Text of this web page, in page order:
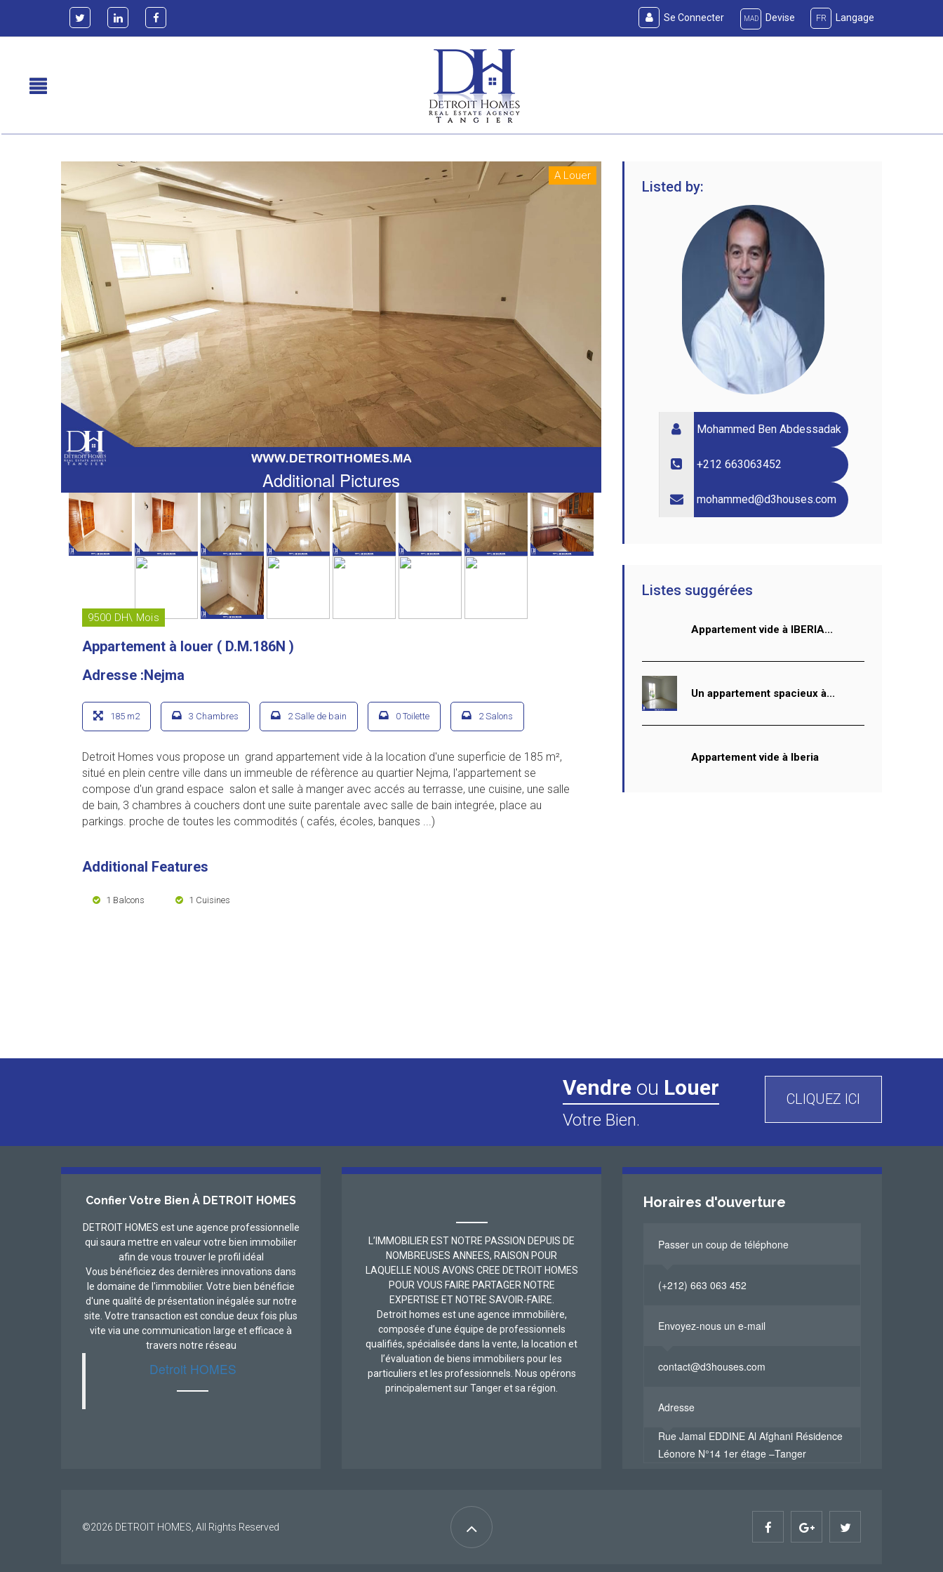
Se Connecter MAD Devise FR Langage
A Louer
Additional Pictures
9500 DH\ Mois
Appartement à louer ( D.M.186N )
Adresse :Nejma
185 m2 3 Chambres 2 Salle de bain 0 Toilette 2 Salons
Detroit Homes vous propose un grand appartement vide à la location d'une superficie de 185 m²,
situé en plein centre ville dans un immeuble de réfèrence au quartier Nejma, l'appartement se
compose d'un grand espace salon et salle à manger avec accés au terrasse, une cuisine, une salle
de bain, 3 chambres à couchers dont une suite parentale avec salle de bain integrée, place au
parkings. proche de toutes les commodités ( cafés, écoles, banques ...)
Additional Features
1 Balcons 1 Cuisines
Listed by:
Mohammed Ben Abdessadak
+212 663063452
mohammed@d3houses.com
Listes suggérées
Appartement vide à IBERIA...
Un appartement spacieux à...
Appartement vide à Iberia
CLIQUEZ ICI
Vendre ou Louer
Votre Bien.
Confier Votre Bien À DETROIT HOMES
DETROIT HOMES est une agence professionnelle
qui saura mettre en valeur votre bien immobilier
afin de vous trouver le profil idéal
Vous bénéficiez des dernières innovations dans
le domaine de l'immobilier. Votre bien bénéficie
d'une qualité de présentation inégalée sur notre
site. Votre transaction est conclue deux fois plus
vite via une communication large et efficace à
travers notre réseau
Detroit HOMES
L’IMMOBILIER EST NOTRE PASSION DEPUIS DE
NOMBREUSES ANNEES, RAISON POUR
LAQUELLE NOUS AVONS CREE DETROIT HOMES
POUR VOUS FAIRE PARTAGER NOTRE
EXPERTISE ET NOTRE SAVOIR-FAIRE.
Detroit homes est une agence immobilière,
composée d’une équipe de professionnels
qualifiés, spécialisée dans la vente, la location et
l’évaluation de biens immobiliers pour les
particuliers et les professionnels. Nous opérons
principalement sur Tanger et sa région.
Horaires d'ouverture
Passer un coup de téléphone
(+212) 663 063 452
Envoyez-nous un e-mail
contact@d3houses.com
Adresse
Rue Jamal EDDINE Al Afghani Résidence
Léonore N°14 1er étage –Tanger
©2026 DETROIT HOMES, All Rights Reserved